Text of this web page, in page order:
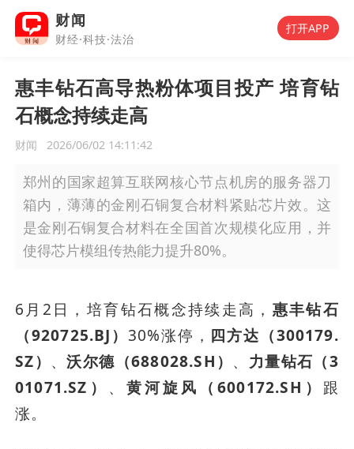
财闻
财经·科技·法治
打开APP
惠丰钻石高导热粉体项目投产 培育钻
石概念持续走高
财闻 2026/06/02 14:11:42
郑州的国家超算互联网核心节点机房的服务器刀
箱内，薄薄的金刚石铜复合材料紧贴芯片效。这
是金刚石铜复合材料在全国首次规模化应用，并
使得芯片模组传热能力提升80%。
6月2日，培育钻石概念持续走高， 惠丰钻石
（920725.BJ） 30%涨停， 四方达（300179.
SZ） 、沃尔德（688028.SH） 、 力量钻石（3
01071.SZ） 、 黄河旋风（600172.SH） 跟
涨。